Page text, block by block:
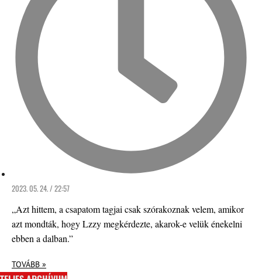
2023. 05. 24. / 22:57
„Azt hittem, a csapatom tagjai csak szórakoznak velem, amikor
azt mondták, hogy Lzzy megkérdezte, akarok-e velük énekelni
ebben a dalban.”
TOVÁBB »